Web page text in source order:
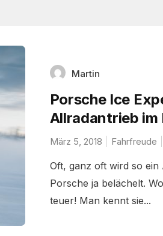
Martin
Porsche Ice
Allradantrieb im
März 5, 2018 Fahrfreude
Oft, ganz oft wird so
Porsche ja belächelt.
teuer! Man kennt sie...